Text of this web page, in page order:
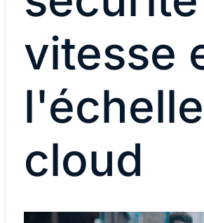
vitesse
cloud